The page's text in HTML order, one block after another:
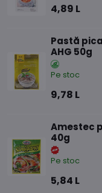
4,89 L
Pastă
AHG 50g
Pe stoc
9,78 L
Amestec
40g
Pe stoc
5,84 L